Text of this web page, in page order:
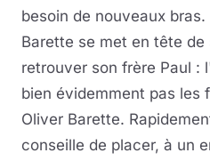
besoin de nouveaux
Barette se met en tête de
retrouver son frère Paul :
bien évidemment pas les
Oliver Barette.
conseille de placer, à un